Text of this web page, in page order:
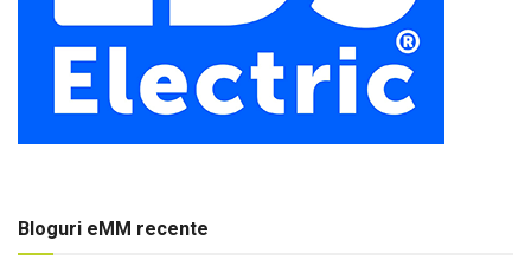
Bloguri eMM recente